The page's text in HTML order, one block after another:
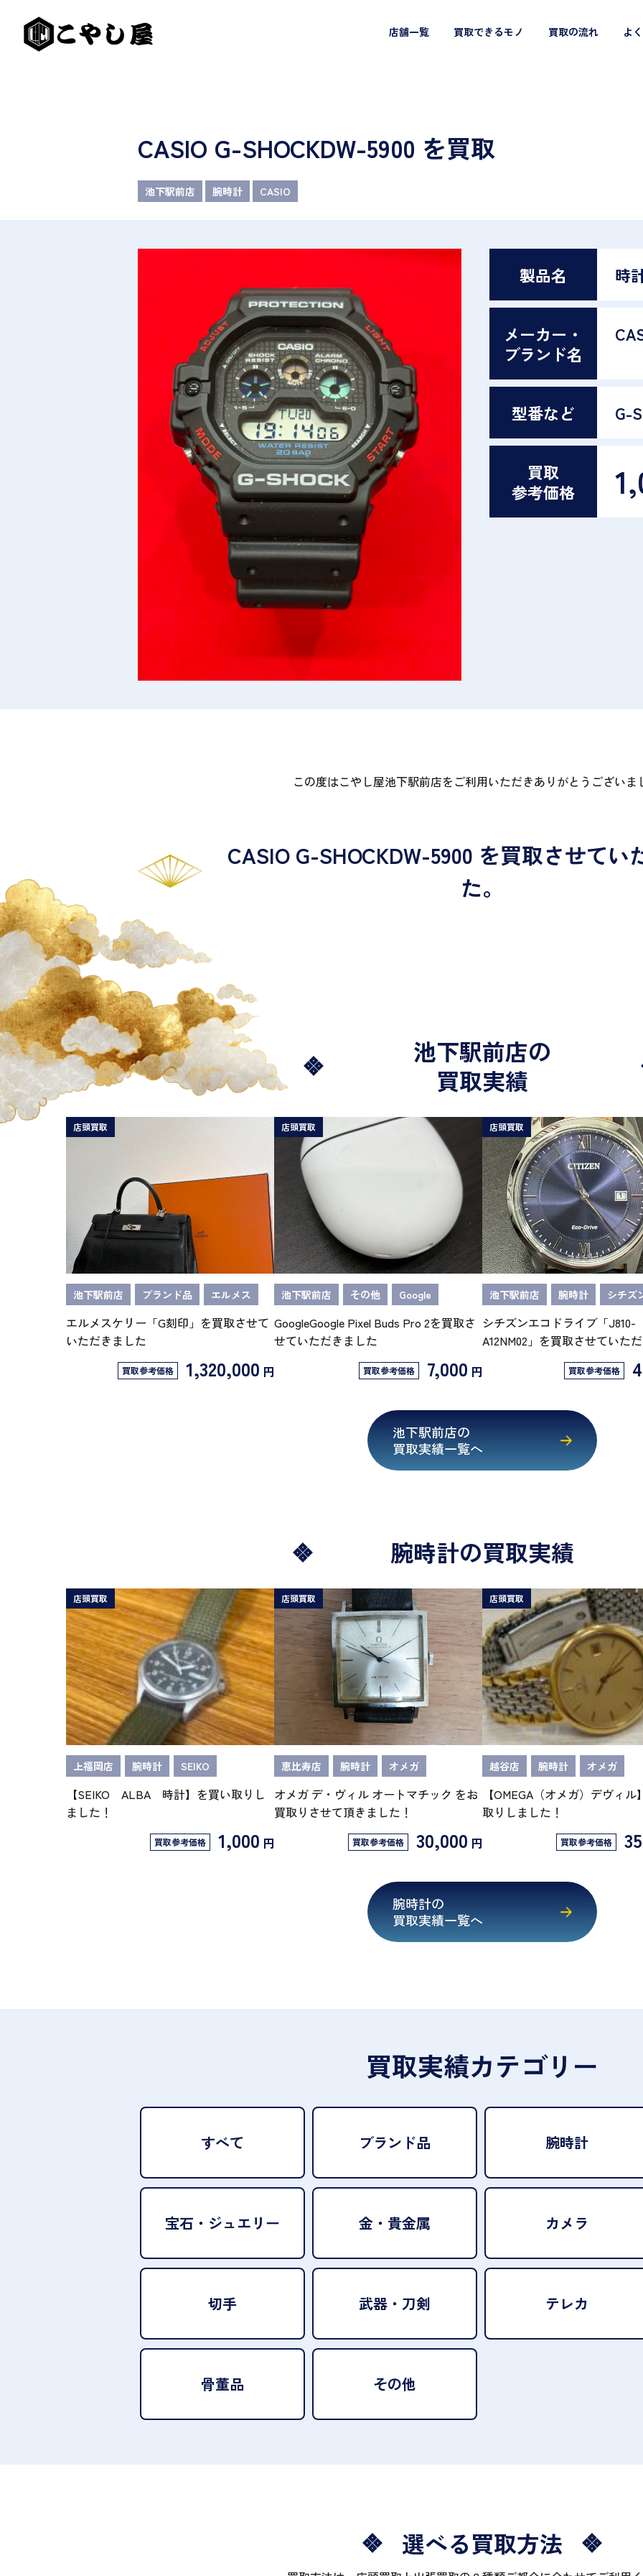
店舗一覧 買取できるモノ 買取の流れ よ
CASIO G-SHOCKDW-5900 を買取
池下駅前店 腕時計 CASIO
製品名 時
メーカー・
ブランド名
型番など G-
買取
参考価格
この度はこやし屋池下駅前店をご利用いただきありがとうございま
CASIO G-SHOCKDW-5900 を買取させてい
た。
池下駅前店の
買取実績
店頭買取
池下駅前店 ブランド品 エルメス
エルメスケリー「G刻印」を買取させて
いただきました
買取参考価格 1,320,000 円
店頭買取
池下駅前店 その他 Google
GoogleGoogle Pixel Buds Pro 2を買取さ
せていただきました
買取参考価格 7,000 円
店頭買取
池下駅前店 腕時計 シチズ
シチズンエコドライブ「J810-
A12NM02」を買取させていた
買取参考価格
池下駅前店の
買取実績一覧へ
腕時計の買取実績
店頭買取
上福岡店 腕時計 SEIKO
【SEIKO ALBA 時計】を買い取りし
ました！
買取参考価格 1,000 円
店頭買取
恵比寿店 腕時計 オメガ
オメガ デ・ヴィル オートマチック をお
買取りさせて頂きました！
買取参考価格 30,000 円
店頭買取
越谷店 腕時計 オメガ
【OMEGA（オメガ）デヴィル
取りしました！
買取参考価格
腕時計の
買取実績一覧へ
買取実績カテゴリー
すべて ブランド品 腕時計
宝石・ ジュエリー 金・貴金属 カメラ
切手 武器・刀剣 テレカ
骨董品 その他
選べる買取方法